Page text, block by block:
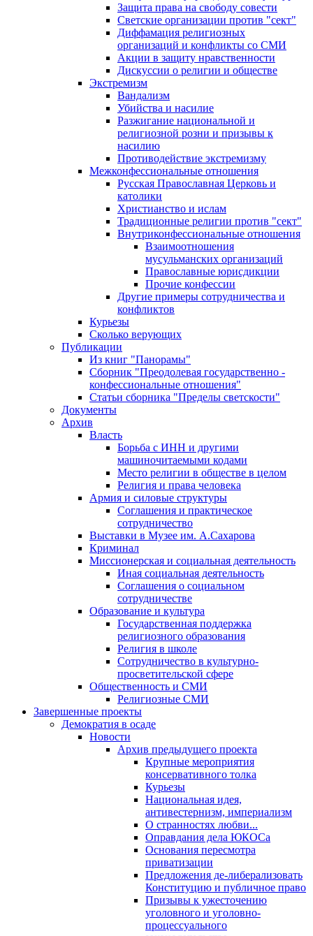
Защита права на свободу совести
Светские организации против "сект"
Диффамация религиозных
организаций и конфликты со СМИ
Акции в защиту нравственности
Дискуссии о религии и обществе
Экстремизм
Вандализм
Убийства и насилие
Разжигание национальной и
религиозной розни и призывы к
насилию
Противодействие экстремизму
Межконфессиональные отношения
Русская Православная Церковь и
католики
Христианство и ислам
Традиционные религии против "сект"
Внутриконфессиональные отношения
Взаимоотношения
мусульманских организаций
Православные юрисдикции
Прочие конфессии
Другие примеры сотрудничества и
конфликтов
Курьезы
Сколько верующих
Публикации
Из книг "Панорамы"
Сборник "Преодолевая государственно -
конфессиональные отношения"
Статьи сборника "Пределы светскости"
Документы
Архив
Власть
Борьба с ИНН и другими
машиночитаемыми кодами
Место религии в обществе в целом
Религия и права человека
Армия и силовые структуры
Соглашения и практическое
сотрудничество
Выставки в Музее им. А.Сахарова
Криминал
Миссионерская и социальная деятельность
Иная социальная деятельность
Соглашения о социальном
сотрудничестве
Образование и культура
Государственная поддержка
религиозного образования
Религия в школе
Сотрудничество в культурно-
просветительской сфере
Общественность и СМИ
Религиозные СМИ
Завершенные проекты
Демократия в осаде
Новости
Архив предыдущего проекта
Крупные мероприятия
консервативного толка
Курьезы
Национальная идея,
антивестернизм, империализм
О странностях любви...
Оправдания дела ЮКОСа
Основания пересмотра
приватизации
Предложения де-либерализовать
Конституцию и публичное право
Призывы к ужесточению
уголовного и уголовно-
процессуального